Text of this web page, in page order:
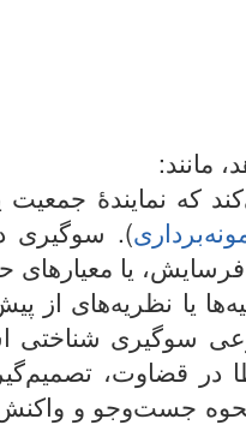
مانند:
که نمایندهٔ جمعیت
). سوگیری
یا
یا نظریه‌های از
نوعی سوگیری
در قضاوت،
جست‌وجو و واکنش